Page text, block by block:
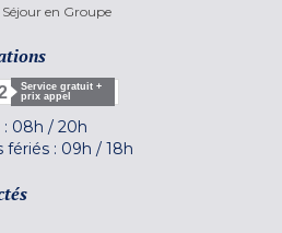
en Groupe
Service gratuit +
prix appel
08h / 20h
fériés : 09h / 18h